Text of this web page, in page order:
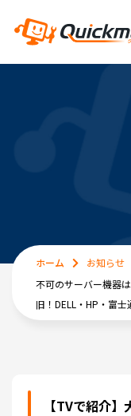
ホーム お知らせ
不可のサーバー機器
旧！DELL・HP・富
【TVで紹介